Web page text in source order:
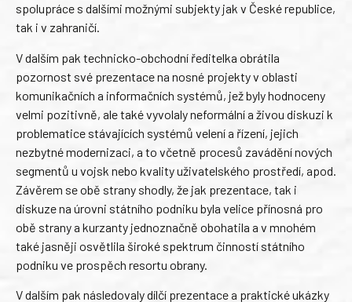
spolupráce s dalšími možnými subjekty jak v České republice,
tak i v zahraničí.
V dalším pak technicko-obchodní ředitelka obrátila
pozornost své prezentace na nosné projekty v oblasti
komunikačních a informačních systémů, jež byly hodnoceny
velmi pozitivně, ale také vyvolaly neformální a živou diskuzi k
problematice stávajících systémů velení a řízení, jejich
nezbytné modernizaci, a to včetně procesů zavádění nových
segmentů u vojsk nebo kvality uživatelského prostředí, apod.
Závěrem se obě strany shodly, že jak prezentace, tak i
diskuze na úrovni státního podniku byla velice přínosná pro
obě strany a kurzanty jednoznačně obohatila a v mnohém
také jasněji osvětlila široké spektrum činností státního
podniku ve prospěch resortu obrany.
V dalším pak následovaly dílčí prezentace a praktické ukázky